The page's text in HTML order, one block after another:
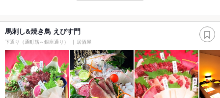
馬刺し&焼き鳥 えびす門
下通り（通町筋～銀座通り） 居酒屋